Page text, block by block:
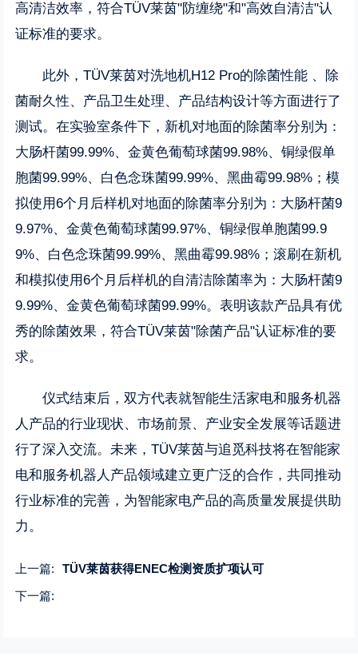
高清洁效率，符合TÜV莱茵"防缠绕"和"高效自清洁"认
证标准的要求。
此外，TÜV莱茵对洗地机H12 Pro的除菌性能 、除
菌耐久性、产品卫生处理、产品结构设计等方面进行了
测试。在实验室条件下，新机对地面的除菌率分别为：
大肠杆菌99.99%、金黄色葡萄球菌99.98%、铜绿假单
胞菌99.99%、白色念珠菌99.99%、黑曲霉99.98%；模
拟使用6个月后样机对地面的除菌率分别为：大肠杆菌9
9.97%、金黄色葡萄球菌99.97%、铜绿假单胞菌99.9
9%、白色念珠菌99.99%、黑曲霉99.98%；滚刷在新机
和模拟使用6个月后样机的自清洁除菌率为：大肠杆菌9
9.99%、金黄色葡萄球菌99.99%。表明该款产品具有优
秀的除菌效果，符合TÜV莱茵"除菌产品"认证标准的要
求。
仪式结束后，双方代表就智能生活家电和服务机器
人产品的行业现状、市场前景、产业安全发展等话题进
行了深入交流。未来，TÜV莱茵与追觅科技将在智能家
电和服务机器人产品领域建立更广泛的合作，共同推动
行业标准的完善，为智能家电产品的高质量发展提供助
力。
上一篇:
TÜV莱茵获得ENEC检测资质扩项认可
下一篇: